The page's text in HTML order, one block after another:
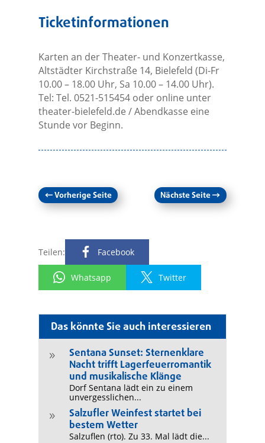
Das könnte Sie auch interessieren
9
Sentana Sunset: Sternenklare
Nacht trifft Lagerfeuerromantik
und musikalische Klänge
Dorf Sentana lädt ein zu einem
unvergesslichen...
9
Salzufler Weinfest startet bei
bestem Wetter
Salzuflen (rto). Zu 33. Mal lädt die...
Ticketinformationen
Karten an der Theater- und Konzertkasse,
Altstädter Kirchstraße 14, Bielefeld (Di-Fr
10.00 – 18.00 Uhr, Sa 10.00 – 14.00 Uhr).
Tel: Tel. 0521-515454 oder online unter
theater-bielefeld.de / Abendkasse eine
Stunde vor Beginn.
←Vorherige Seite Nächste Seite→
Teilen: Facebook
Whatsapp Twitter